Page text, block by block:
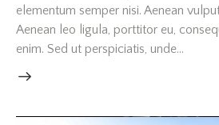
elementum semper nisi. Aenean
Aenean leo ligula, porttitor eu,
enim. Sed ut perspiciatis, unde…